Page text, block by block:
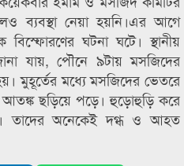
ব্যবস্থা নেয়া হয়নি।এর আগে
ঘটনা ঘটে। স্থানীয়
যায়, পৌনে ৯টায় মসজিদের
মুহূর্তের মধ্যে মসজিদের ভেতরে
ছড়িয়ে পড়ে। হুড়োহুড়ি করে
তাদের অনেকেই দগ্ধ ও আহত